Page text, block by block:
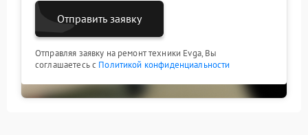
Отправить заявку
Отправляя заявку на ремонт техники Evga, Вы
соглашаетесь с Политикой конфиденциальности